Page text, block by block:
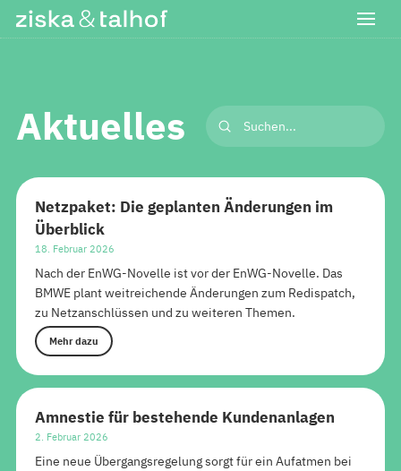
Aktuelles Search
Submit
Netzpaket: Die geplanten Änderungen im
Überblick
18. Februar 2026
Nach der EnWG-Novelle ist vor der EnWG-Novelle. Das
BMWE plant weitreichende Änderungen zum Redispatch,
zu Netzanschlüssen und zu weiteren Themen.
Mehr dazu
Amnestie für bestehende Kundenanlagen
2. Februar 2026
Eine neue Übergangsregelung sorgt für ein Aufatmen bei